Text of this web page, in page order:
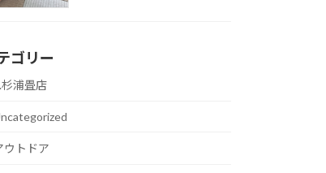
ゴリー
杉浦畳店
ウトドア